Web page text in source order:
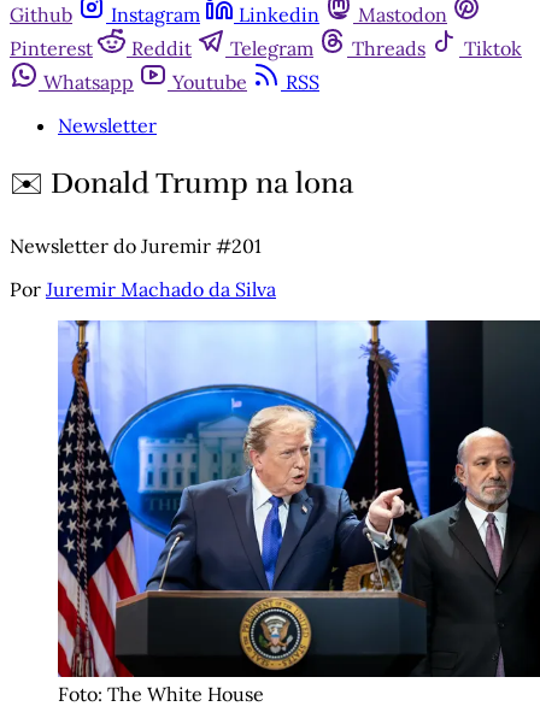
Github
Instagram Linkedin
Mastodon
Pinterest
Reddit Telegram Threads
Tiktok
Whatsapp
Youtube
RSS
Newsletter
✉️ Donald Trump na lona
Newsletter do Juremir #201
Por Juremir Machado da Silva
Foto: The White House